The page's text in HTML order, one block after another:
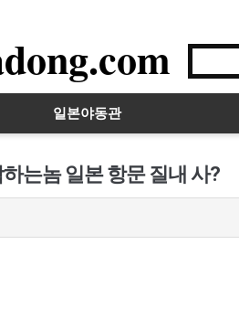
일본야동관
는놈 일본 항문 질내 사?